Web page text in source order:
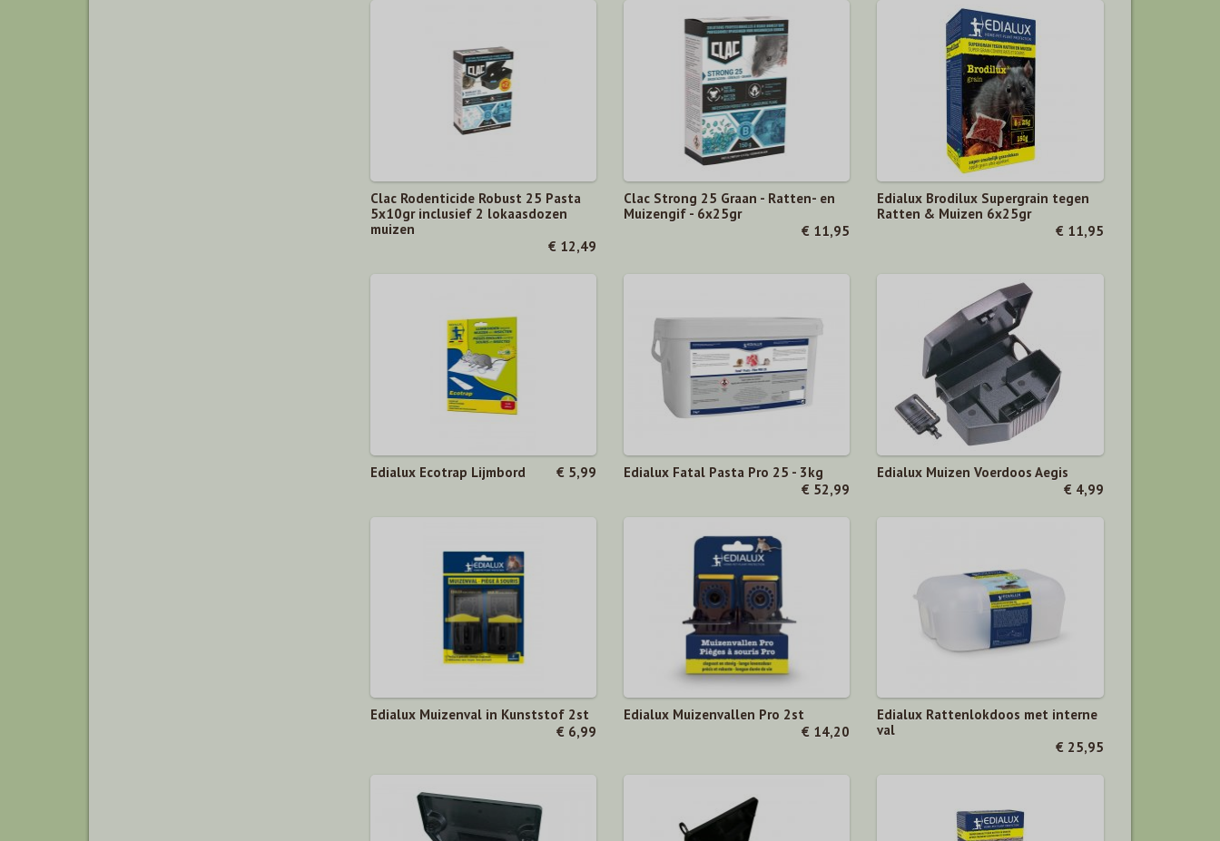
Clac Rodenticide Robust 25 Pasta
5x10gr inclusief 2 lokaasdozen
muizen
€ 12,49
Clac Strong 25 Graan - Ratten- en
Muizengif - 6x25gr
€ 11,95
Edialux Brodilux Supergrain tegen
Ratten & Muizen 6x25gr
€ 11,95
Edialux Ecotrap Lijmbord € 5,99
Edialux Fatal Pasta Pro 25 - 3kg
€ 52,99
Edialux Muizen Voerdoos Aegis
€ 4,99
Edialux Muizenval in Kunststof 2st
€ 6,99
Edialux Muizenvallen Pro 2st
€ 14,20
Edialux Rattenlokdoos met interne
val
€ 25,95